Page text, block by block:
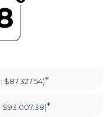
$87.327.54)*
$93.007.38)*